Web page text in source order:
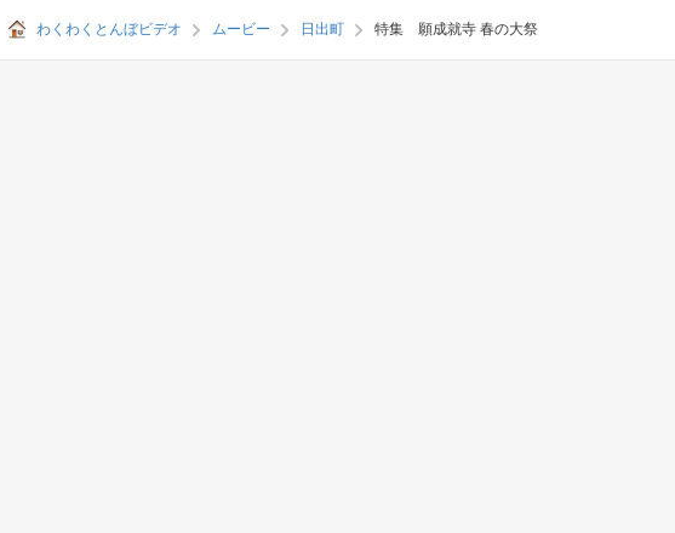
わくわくとんぼビデオ ムービー 日出町 特集 願成就寺 春の大祭